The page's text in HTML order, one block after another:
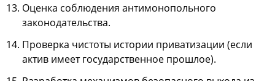
Оценка соблюдения антимонопольного
законодательства.
Проверка чистоты истории приватизации (если
актив имеет государственное прошлое).